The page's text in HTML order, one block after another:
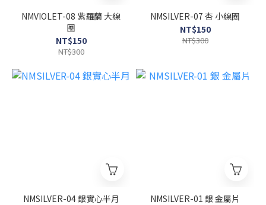
NMVIOLET-08 紫羅蘭 大線
圈
NT$150
NT$300
NMSILVER-07 杏 小線圈
NT$150
NT$300
NMSILVER-04 銀實心半月
NMSILVER-01 銀 金屬片